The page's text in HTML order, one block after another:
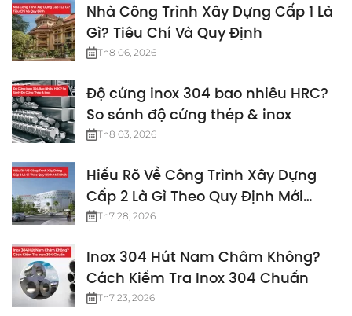
Nhà Công Trình Xây Dựng Cấp 1 Là
Gì? Tiêu Chí Và Quy Định
Th8 06, 2026
Độ cứng inox 304 bao nhiêu HRC?
So sánh độ cứng thép & inox
Th8 03, 2026
Hiểu Rõ Về Công Trình Xây Dựng
Cấp 2 Là Gì Theo Quy Định Mới
Nhất
Th7 28, 2026
Inox 304 Hút Nam Châm Không?
Cách Kiểm Tra Inox 304 Chuẩn
Th7 23, 2026